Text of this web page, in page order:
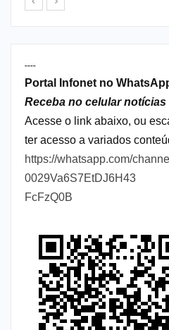
----
Portal Infonet no
Receba no celular notícias
Acesse o link abaixo, ou
ter acesso a variados
https://whatsapp.com/
0029Va6S7EtDJ6H43
FcFzQ0B